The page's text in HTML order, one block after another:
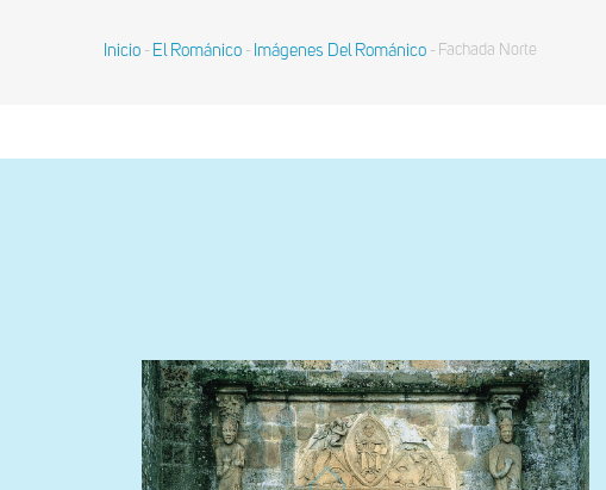
Sobrescribir
Inicio - El Románico - Imágenes Del Románico - Fachada Norte